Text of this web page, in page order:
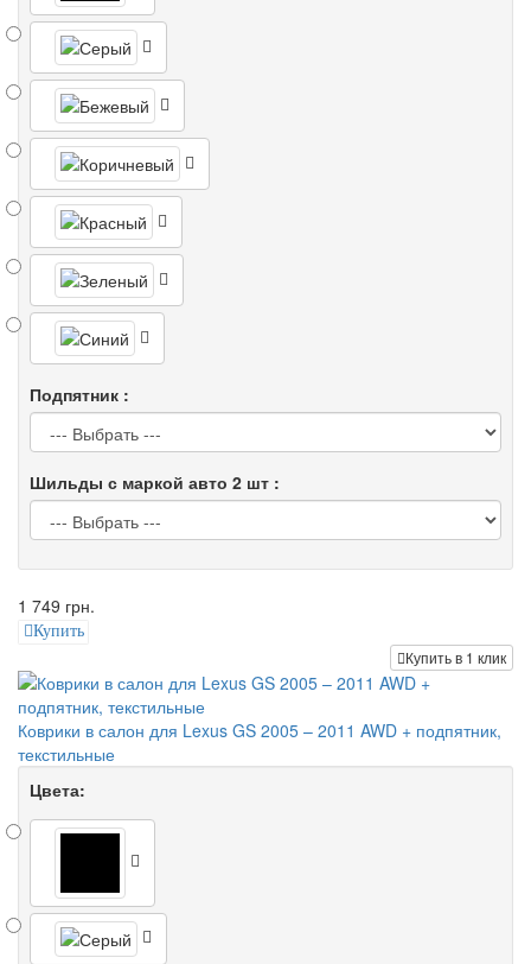
Подпятник :
Шильды с маркой авто 2 шт :
1 749 грн.
Купить
Купить в 1 клик
Коврики в салон для Lexus GS 2005 – 2011 AWD + подпятник,
текстильные
Цвета: